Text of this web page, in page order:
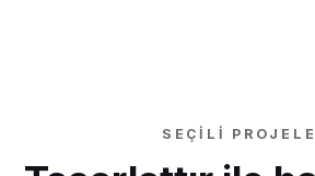
SEÇILI